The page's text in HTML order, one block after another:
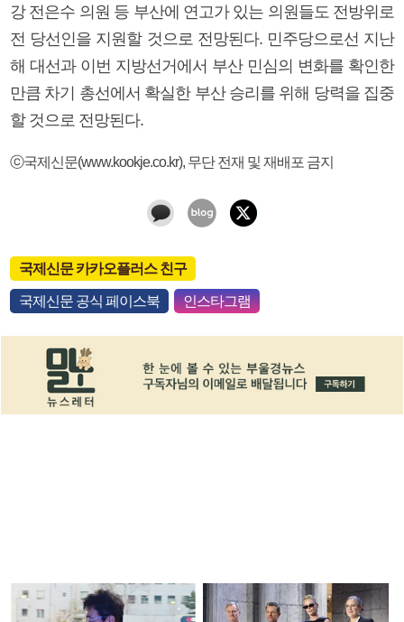
강 전은수 의원 등 부산에 연고가 있는 의원들도 전방위로
전 당선인을 지원할 것으로 전망된다. 민주당으로선 지난
해 대선과 이번 지방선거에서 부산 민심의 변화를 확인한
만큼 차기 총선에서 확실한 부산 승리를 위해 당력을 집중
할 것으로 전망된다.
ⓒ국제신문(www.kookje.co.kr), 무단 전재 및 재배포 금지
국제신문 카카오플러스 친구
국제신문 공식 페이스북 인스타그램